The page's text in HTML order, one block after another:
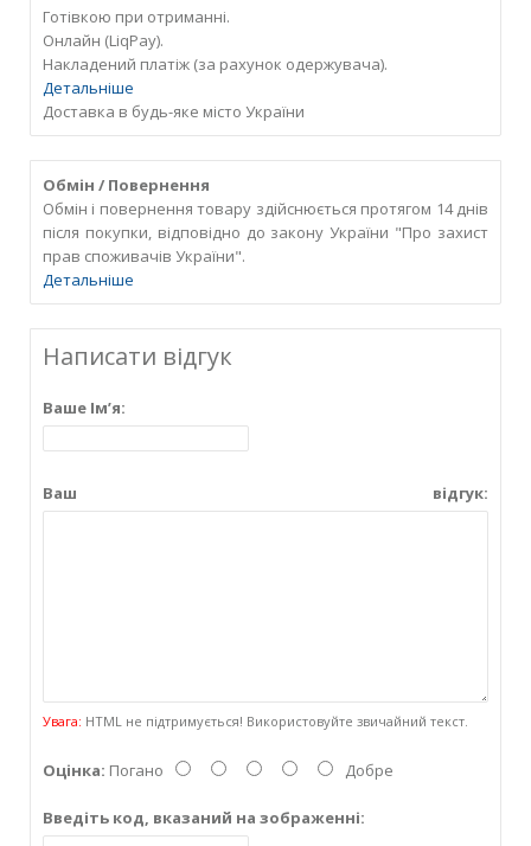
Готівкою при отриманні.
Онлайн (LiqPay).
Накладений платіж (за рахунок одержувача).
Детальніше
Доставка в будь-яке місто України
Обмін / Повернення
Обмін і повернення товару здійснюється протягом 14 днів
після покупки, відповідно до закону України "Про захист
прав споживачів України".
Детальніше
Написати відгук
Ваше Ім’я:
Ваш відгук:
Увага: HTML не підтримується! Використовуйте звичайний текст.
Оцінка: Погано Добре
Введіть код, вказаний на зображенні: